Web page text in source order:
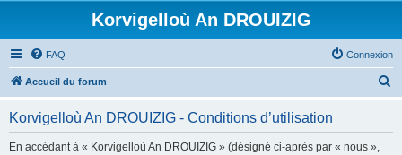
Korvigelloù An DROUIZIG
FAQ Connexion
Accueil du forum
Korvigelloù An DROUIZIG - Conditions d’utilisation
En accédant à « Korvigelloù An DROUIZIG » (désigné ci-après par « nous »,